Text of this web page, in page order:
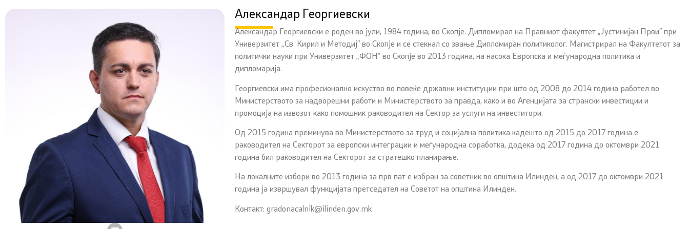
Александар Георгиевски
Александар Георгиевски е роден во јули, 1984 година, во Скопје. Дипломирал на Правниот факултет „Јустинијан Први” при
Универзитет „Св. Кирил и Методиј” во Скопје и се стекнал со звање Дипломиран политиколог. Магистрирал на Факултетот за
политички науки при Универзитет „ФОН” во Скопје во 2013 година, на насока Европска и меѓународна политика и
дипломарија.
Георгиевски има професионално искуство во повеќе државни институции при што од 2008 до 2014 година работел во
Министерството за надворешни работи и Министерството за правда, како и во Агенцијата за странски инвестиции и
промоција на извозот како помошник раководител на Сектор за услуги на инвеститори.
Од 2015 година преминува во Министерството за труд и социјална политика кадешто од 2015 до 2017 година е
раководител на Секторот за европски интеграции и меѓународна соработка, додека од 2017 година до октомври 2021
година бил раководител на Секторот за стратешко планирање.
На локалните избори во 2013 година за прв пат е избран за советник во општина Илинден, а од 2017 до октомври 2021
година ја извршувал функцијата претседател на Советот на општина Илинден.
Контакт: gradonacalnik@ilinden.gov.mk